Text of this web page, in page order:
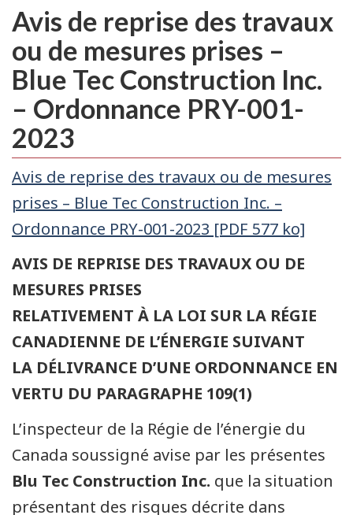
Avis de reprise des travaux
ou de mesures prises –
Blue Tec Construction Inc.
– Ordonnance PRY-001-
2023
Avis de reprise des travaux ou de mesures
prises – Blue Tec Construction Inc. –
Ordonnance PRY-001-2023 [PDF 577 ko]
AVIS DE REPRISE DES TRAVAUX OU DE
MESURES PRISES
RELATIVEMENT À LA LOI SUR LA RÉGIE
CANADIENNE DE L’ÉNERGIE SUIVANT
LA DÉLIVRANCE D’UNE ORDONNANCE EN
VERTU DU PARAGRAPHE 109(1)
L’inspecteur de la Régie de l’énergie du
Canada soussigné avise par les présentes
Blu Tec Construction Inc. que la situation
présentant des risques décrite dans